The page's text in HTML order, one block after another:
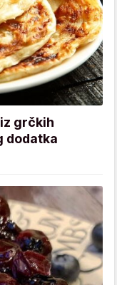
grčkih
dodatka